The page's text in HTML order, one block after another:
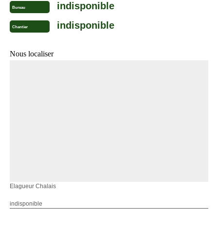
Bureau indisponible
Chantier indisponible
Nous localiser
Elagueur Chalais
indisponible